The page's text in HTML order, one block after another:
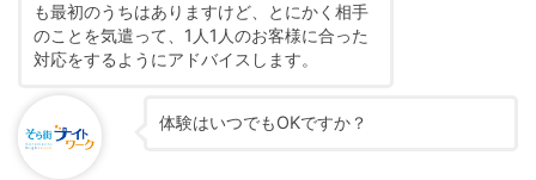
も最初のうちはありますけど、とにかく相手
のことを気遣って、1人1人のお客様に合った
対応をするようにアドバイスします。
体験はいつでもOKですか？